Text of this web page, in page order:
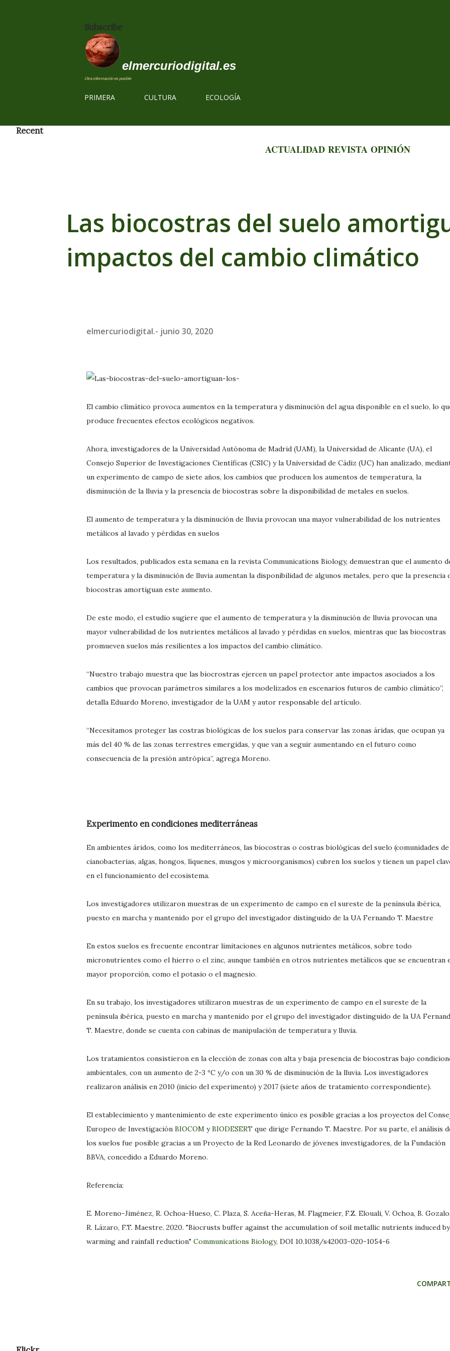
Subscribe
elmercuriodigital.es
Otra información es posible
PRIMERA CULTURA ECOLOGÍA
Recent
ACTUALIDAD REVISTA OPINIÓN
Las biocostras del suelo
impactos del cambio climático
elmercuriodigital.- junio 30, 2020
El cambio climático provoca aumentos en la temperatura y disminución del agua disponible en el suelo, lo
produce frecuentes efectos ecológicos negativos.
Ahora, investigadores de la Universidad Autónoma de Madrid (UAM), la Universidad de Alicante (UA), el
Consejo Superior de Investigaciones Científicas (CSIC) y la Universidad de Cádiz (UC) han analizado,
un experimento de campo de siete años, los cambios que producen los aumentos de temperatura, la
disminución de la lluvia y la presencia de biocostras sobre la disponibilidad de metales en suelos.
El aumento de temperatura y la disminución de lluvia provocan una mayor vulnerabilidad de los nutrientes
metálicos al lavado y pérdidas en suelos
Los resultados, publicados esta semana en la revista Communications Biology, demuestran que el aumento
temperatura y la disminución de lluvia aumentan la disponibilidad de algunos metales, pero que la presencia
biocostras amortiguan este aumento.
De este modo, el estudio sugiere que el aumento de temperatura y la disminución de lluvia provocan una
mayor vulnerabilidad de los nutrientes metálicos al lavado y pérdidas en suelos, mientras que las biocostras
promueven suelos más resilientes a los impactos del cambio climático.
“Nuestro trabajo muestra que las biocrostras ejercen un papel protector ante impactos asociados a los
cambios que provocan parámetros similares a los modelizados en escenarios futuros de cambio climático”,
detalla Eduardo Moreno, investigador de la UAM y autor responsable del artículo.
“Necesitamos proteger las costras biológicas de los suelos para conservar las zonas áridas, que ocupan ya
más del 40 % de las zonas terrestres emergidas, y que van a seguir aumentando en el futuro como
consecuencia de la presión antrópica”, agrega Moreno.
Experimento en condiciones mediterráneas
En ambientes áridos, como los mediterráneos, las biocostras o costras biológicas del suelo (comunidades de
cianobacterias, algas, hongos, líquenes, musgos y microorganismos) cubren los suelos y tienen un papel
en el funcionamiento del ecosistema.
Los investigadores utilizaron muestras de un experimento de campo en el sureste de la península ibérica,
puesto en marcha y mantenido por el grupo del investigador distinguido de la UA Fernando T. Maestre
En estos suelos es frecuente encontrar limitaciones en algunos nutrientes metálicos, sobre todo
micronutrientes como el hierro o el zinc, aunque también en otros nutrientes metálicos que se encuentran
mayor proporción, como el potasio o el magnesio.
En su trabajo, los investigadores utilizaron muestras de un experimento de campo en el sureste de la
península ibérica, puesto en marcha y mantenido por el grupo del investigador distinguido de la UA
T. Maestre, donde se cuenta con cabinas de manipulación de temperatura y lluvia.
Los tratamientos consistieron en la elección de zonas con alta y baja presencia de biocostras bajo
ambientales, con un aumento de 2-3 ºC y/o con un 30 % de disminución de la lluvia. Los investigadores
realizaron análisis en 2010 (inicio del experimento) y 2017 (siete años de tratamiento correspondiente).
El establecimiento y mantenimiento de este experimento único es posible gracias a los proyectos del
Europeo de Investigación BIOCOM yBIODESERT que dirige Fernando T. Maestre. Por su parte, el análisis
los suelos fue posible gracias a un Proyecto de la Red Leonardo de jóvenes investigadores, de la Fundación
BBVA, concedido a Eduardo Moreno.
Referencia:
E. Moreno-Jiménez, R. Ochoa-Hueso, C. Plaza, S. Aceña-Heras, M. Flagmeier, F.Z. Elouali, V. Ochoa, B. Gozalo,
R. Lázaro, F.T. Maestre. 2020. "Biocrusts buffer against the accumulation of soil metallic nutrients induced by
warming and rainfall reduction" Communications Biology, DOI 10.1038/s42003-020-1054-6